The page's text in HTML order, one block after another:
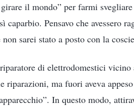
il mondo” per farmi
Pensavo che avessero
sarei stato a posto con la
di elettrodomestici vicino
riparazioni, ma fuori aveva
In questo modo,